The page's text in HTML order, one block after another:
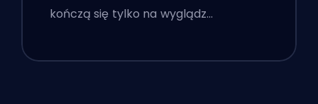
kończą się tylko na wyglądz…